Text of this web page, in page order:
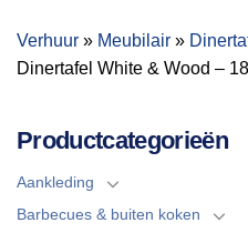
Verhuur » Meubilair »
Dinertafel White & Wood –
Productcategorieën
Aankleding
Barbecues & buiten koken